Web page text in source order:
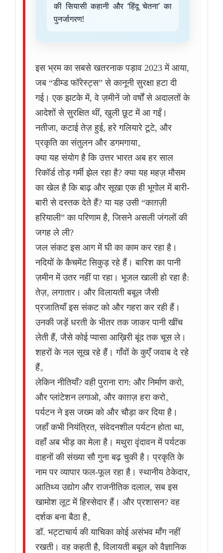
की सियासी कहानी और ‘हिंदू चेतना’ का
पुनर्जागरण!
इस भ्रम का सबसे खतरनाक पड़ाव 2023 में आया,
जब “डीम्ड फॉरेस्ट्स” से कानूनी सुरक्षा हटा दी
गई। एक झटके में, वे ज़मीनें जो वर्षों से अदालतों के
आदेशों से सुरक्षित थीं, खुली छूट में आ गईं।
नतीजा, कटाई तेज़ हुई, हरे गलियारे टूटे, और
प्रकृति का संतुलन और डगमगाया。
क्या यह संयोग है कि उत्तर भारत अब हर साल
रिकॉर्ड तोड़ गर्मी झेल रहा है? क्या यह महज़ मौसम
का खेल है कि बाढ़ और सूखा एक ही भूगोल में बारी-
बारी से दस्तक देते हैं? या यह उसी “काग़ज़ी
हरियाली” का परिणाम है, जिसने असली जंगलों की
जगह ले ली?
जल संकट इस आग में घी का काम कर रहा है।
नदियों के कैचमेंट सिकुड़ रहे हैं। बारिश का पानी
ज़मीन में उतर नहीं पा रहा। भूजल खाली हो रहा है:
तेज़, लगातार। और विलायती बबूल जैसी
प्रजातियाँ इस संकट को और गहरा कर रही हैं।
उनकी जड़ें धरती के भीतर तक जाकर पानी खींच
लेती हैं, जैसे कोई प्यासा आख़िरी बूंद तक चूस ले।
शहरों के नल सूख रहे हैं। गाँवों के कुएँ जवाब दे रहे
हैं。
लेकिन नीतियाँ? वही पुराना राग: और निर्माण करो,
और प्लांटेशन लगाओ, और काग़ज़ हरा करो。
पर्यटन ने इस जख्म को और चौड़ा कर दिया है।
जहाँ कभी नियंत्रित, संवेदनशील पर्यटन होता था,
वहाँ अब भीड़ का मेला है। मथुरा वृंदावन में पर्यटक
वाहनों की संख्या सौ गुना बढ़ चुकी है। प्रकृति के
नाम पर व्यापार फल-फूल रहा है। स्थानीय ठेकेदार,
आतिथ्य उद्योग और राजनीतिक दलाल, सब इस
खामोश लूट में हिस्सेदार हैं। और प्रशासन? वह
दर्शक बना बैठा है。
डॉ. भट्टाचार्य की याचिका कोई असंभव माँग नहीं
रखती। वह कहती है, विलायती बबूल को वैज्ञानिक